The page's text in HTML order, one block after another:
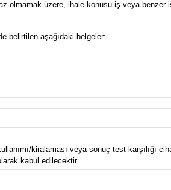
olmamak üzere, ihale konusu iş veya benzer
belirtilen aşağıdaki belgeler:
kiralaması veya sonuç test karşılığı
kabul edilecektir.